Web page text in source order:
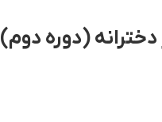
(دوره دوم)